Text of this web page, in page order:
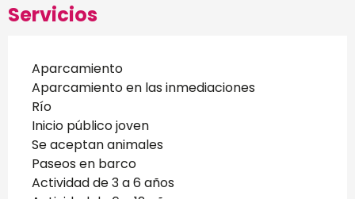
Servicios
Aparcamiento
Aparcamiento en las inmediaciones
Río
Inicio público joven
Se aceptan animales
Paseos en barco
Actividad de 3 a 6 años